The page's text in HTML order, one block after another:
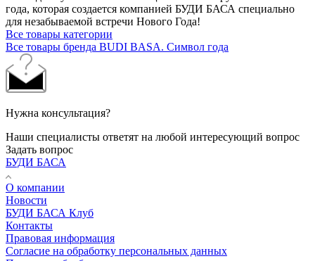
года, которая создается компанией БУДИ БАСА специально
для незабываемой встречи Нового Года!
Все товары категории
Все товары бренда BUDI BASA. Символ года
Нужна консультация?
Наши специалисты ответят на любой интересующий вопрос
Задать вопрос
БУДИ БАСА
О компании
Новости
БУДИ БАСА Клуб
Контакты
Правовая информация
Согласие на обработку персональных данных